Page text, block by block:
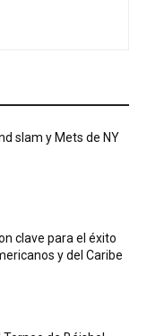
slam y Mets de NY
clave para el éxito
y del Caribe